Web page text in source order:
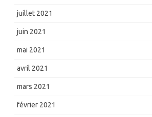
juillet 2021
juin 2021
mai 2021
avril 2021
mars 2021
février 2021